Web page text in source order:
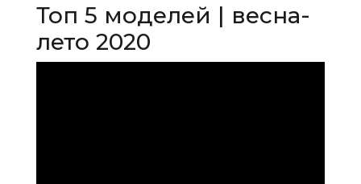
Топ 5 моделей | весна-
лето 2020